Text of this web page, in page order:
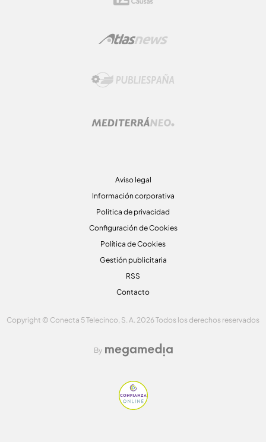
Aviso legal
Información corporativa
Politica de privacidad
Configuración de Cookies
Política de Cookies
Gestión publicitaria
RSS
Contacto
Copyright © Conecta 5 Telecinco, S. A. 2026 Todos los derechos reservados
By